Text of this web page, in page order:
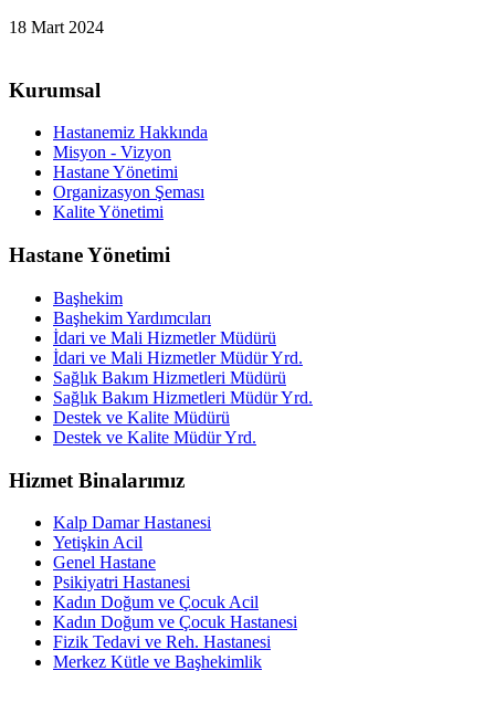
18 Mart 2024
Kurumsal
Hastanemiz Hakkında
Misyon - Vizyon
Hastane Yönetimi
Organizasyon Şeması
Kalite Yönetimi
Hastane Yönetimi
Başhekim
Başhekim Yardımcıları
İdari ve Mali Hizmetler Müdürü
İdari ve Mali Hizmetler Müdür Yrd.
Sağlık Bakım Hizmetleri Müdürü
Sağlık Bakım Hizmetleri Müdür Yrd.
Destek ve Kalite Müdürü
Destek ve Kalite Müdür Yrd.
Hizmet Binalarımız
Kalp Damar Hastanesi
Yetişkin Acil
Genel Hastane
Psikiyatri Hastanesi
Kadın Doğum ve Çocuk Acil
Kadın Doğum ve Çocuk Hastanesi
Fizik Tedavi ve Reh. Hastanesi
Merkez Kütle ve Başhekimlik